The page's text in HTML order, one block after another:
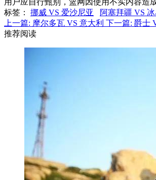
标签 ： 挪威 VS 爱沙尼亚 阿塞拜疆 VS
上一篇: 摩尔多瓦 VS 意大利 下一篇: 爵士
推荐阅读